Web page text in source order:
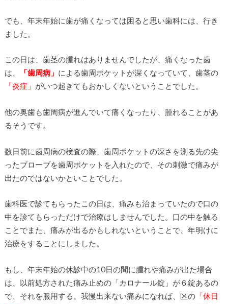
でも、年末年始に歯が痛くなっては困ると思い歯科には、行き
ました。
この日は、歯茎の腫れはありませんでしたが、痛くなった歯
は、
「歯周病」 による歯周ポケットが深くなっていて、歯茎の
「炎症」 がいつ起きてもおかしくないということでした。
他の奥歯も歯周病が進んでいて痛くなったり、腫れることがあ
るそうです。
数日前に歯周病の検査の際、歯周ポケットの深さを測る先の尖
ったブローブを歯周ポケットを入れたので、その刺激で痛みが
出たのではないかといことでした。
歯科医で診てもらったこの日は、痛みも治まっていたので口の
中を診てもらっただけで治療はしませんでした。口の中を触る
ことでまた、痛みが出るかもしれないということで、年明けに
治療をすることにしました。
もし、年末年始の休診中の10日の間に腫れや痛みが出た場合
は、以前処方された痛み止めの「カロナール錠」が６錠あるの
で、それを服用する。我慢出来ない痛みになれば、区の「休日